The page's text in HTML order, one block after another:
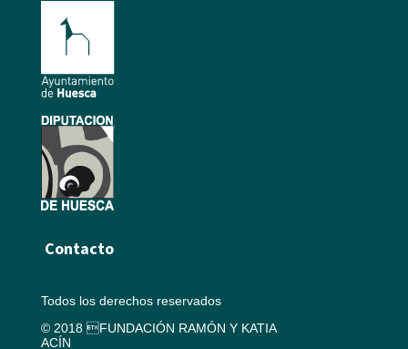
Contacto
Todos los derechos reservados
© 2018 FUNDACIÓN RAMÓN Y KATIA
ACÍN